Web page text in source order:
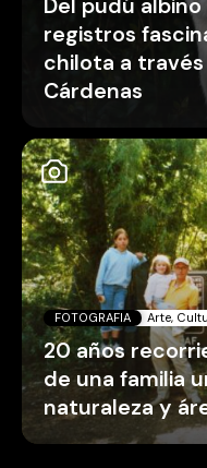
Del pudú
registros
chilota a
Cárdenas
FOTOGRAFIA Arte,
20 años
de una familia
naturaleza y